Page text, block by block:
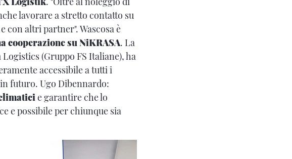
lavorare a stretto contatto su
altri partner". Wascosa è
cooperazione su NiKRASA. La
(Gruppo FS Italiane), ha
accessibile a tutti i
futuro. Ugo Dibennardo:
e garantire che lo
e possibile per chiunque sia